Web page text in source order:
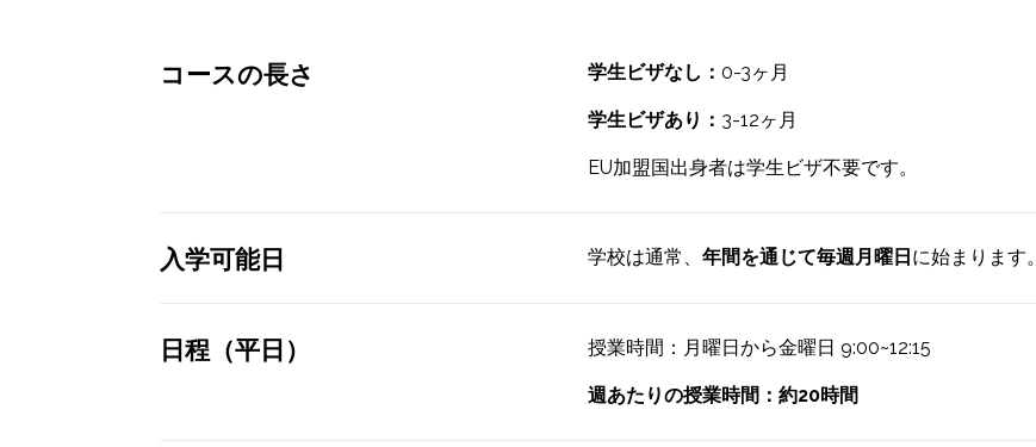
コースの長さ 学生ビザなし： 0-3ヶ月
学生ビザあり： 3-12ヶ月
EU加盟国出身者は学生ビザ不要です。
入学可能日 学校は通常、 年間を通じて毎週月曜日 に始まります。
日程（平日） 授業時間：月曜日から金曜日 9:00~12:15
週あたりの授業時間：約20時間